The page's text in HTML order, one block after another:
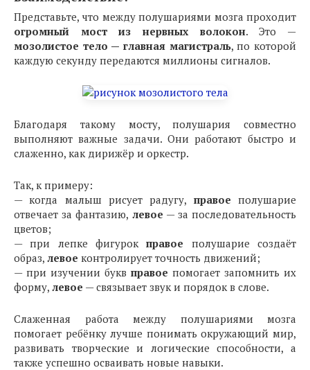
Представьте, что между полушариями мозга проходит
огромный мост из нервных волокон. Это —
мозолистое тело — главная магистраль, по которой
каждую секунду передаются миллионы сигналов.
Благодаря такому мосту, полушария совместно
выполняют важные задачи. Они работают быстро и
слаженно, как дирижёр и оркестр.
Так, к примеру:
— когда малыш рисует радугу, правое полушарие
отвечает за фантазию, левое — за последовательность
цветов;
— при лепке фигурокправое полушарие создаёт
образ, левое контролирует точность движений;
— при изучении букв правое помогает запомнить их
форму, левое — связывает звук и порядок в слове.
Слаженная работа между полушариями мозга
помогает ребёнку лучше понимать окружающий мир,
развивать творческие и логические способности, а
также успешно осваивать новые навыки.